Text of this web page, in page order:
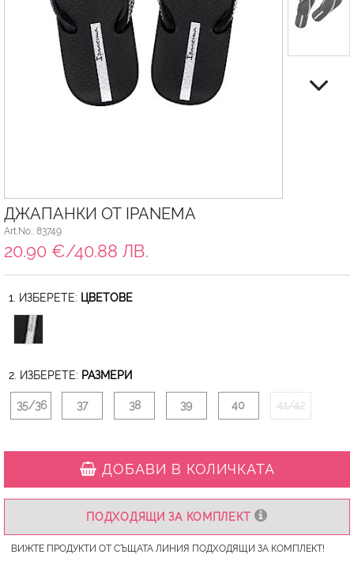
ДЖАПАНКИ ОТ IPANEMA
Art.No.: 83749
20.90 €/40.88 ЛВ.
1. ИЗБЕРЕТЕ: ЦВЕТОВЕ
2. ИЗБЕРЕТЕ: РАЗМЕРИ
35/36 37 38 39 40 41/42
ДОБАВИ В КОЛИЧКАТА
ПОДХОДЯЩИ ЗА КОМПЛЕКТ
ВИЖТЕ ПРОДУКТИ ОТ СЪЩАТА ЛИНИЯ ПОДХОДЯЩИ ЗА КОМПЛЕКТ!